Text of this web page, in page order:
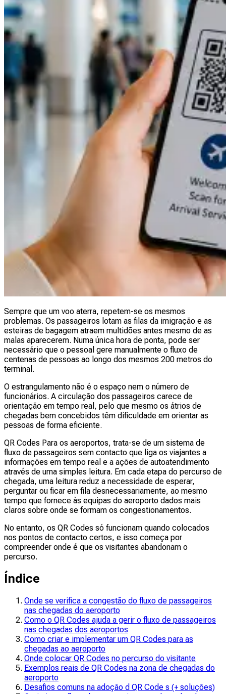
Sempre que um voo aterra, repetem-se os mesmos
problemas. Os passageiros lotam as filas da imigração e as
esteiras de bagagem atraem multidões antes mesmo de as
malas aparecerem. Numa única hora de ponta, pode ser
necessário que o pessoal gere manualmente o fluxo de
centenas de pessoas ao longo dos mesmos 200 metros do
terminal.
O estrangulamento não é o espaço nem o número de
funcionários. A circulação dos passageiros carece de
orientação em tempo real, pelo que mesmo os átrios de
chegadas bem concebidos têm dificuldade em orientar as
pessoas de forma eficiente.
QR Codes Para os aeroportos, trata-se de um sistema de
fluxo de passageiros sem contacto que liga os viajantes a
informações em tempo real e a ações de autoatendimento
através de uma simples leitura. Em cada etapa do percurso de
chegada, uma leitura reduz a necessidade de esperar,
perguntar ou ficar em fila desnecessariamente, ao mesmo
tempo que fornece às equipas do aeroporto dados mais
claros sobre onde se formam os congestionamentos.
No entanto, os QR Codes só funcionam quando colocados
nos pontos de contacto certos, e isso começa por
compreender onde é que os visitantes abandonam o
percurso.
Índice
Onde se verifica a congestão do fluxo de passageiros
nas chegadas do aeroporto
Como o QR Codes ajuda a gerir o fluxo de passageiros
nas chegadas dos aeroportos
Como criar e implementar um QR Codes para as
chegadas ao aeroporto
Onde colocar QR Codes no percurso do visitante
Exemplos reais de QR Codes na zona de chegadas do
aeroporto
Desafios comuns na adoção d QR Code s (+ soluções)